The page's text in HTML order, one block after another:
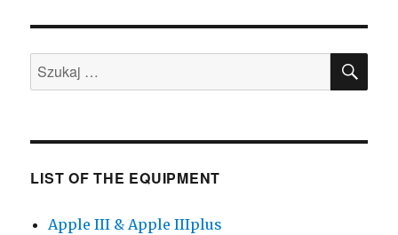
Szukaj:
LIST OF THE EQUIPMENT
Apple III & Apple IIIplus